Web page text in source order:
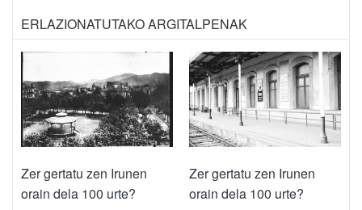
ERLAZIONATUTAKO ARGITALPENAK
Zer gertatu zen Irunen
orain dela 100 urte?
Zer gertatu zen Irunen
orain dela 100 urte?